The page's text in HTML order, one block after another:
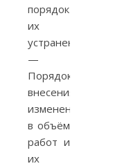
порядок
их
устранения.
—
Порядок
внесения
изменений
в объём
работ и
их